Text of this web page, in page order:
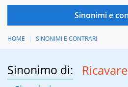
HOME SINONIMI E CONTRARI
Sinonimo di: Ricavare